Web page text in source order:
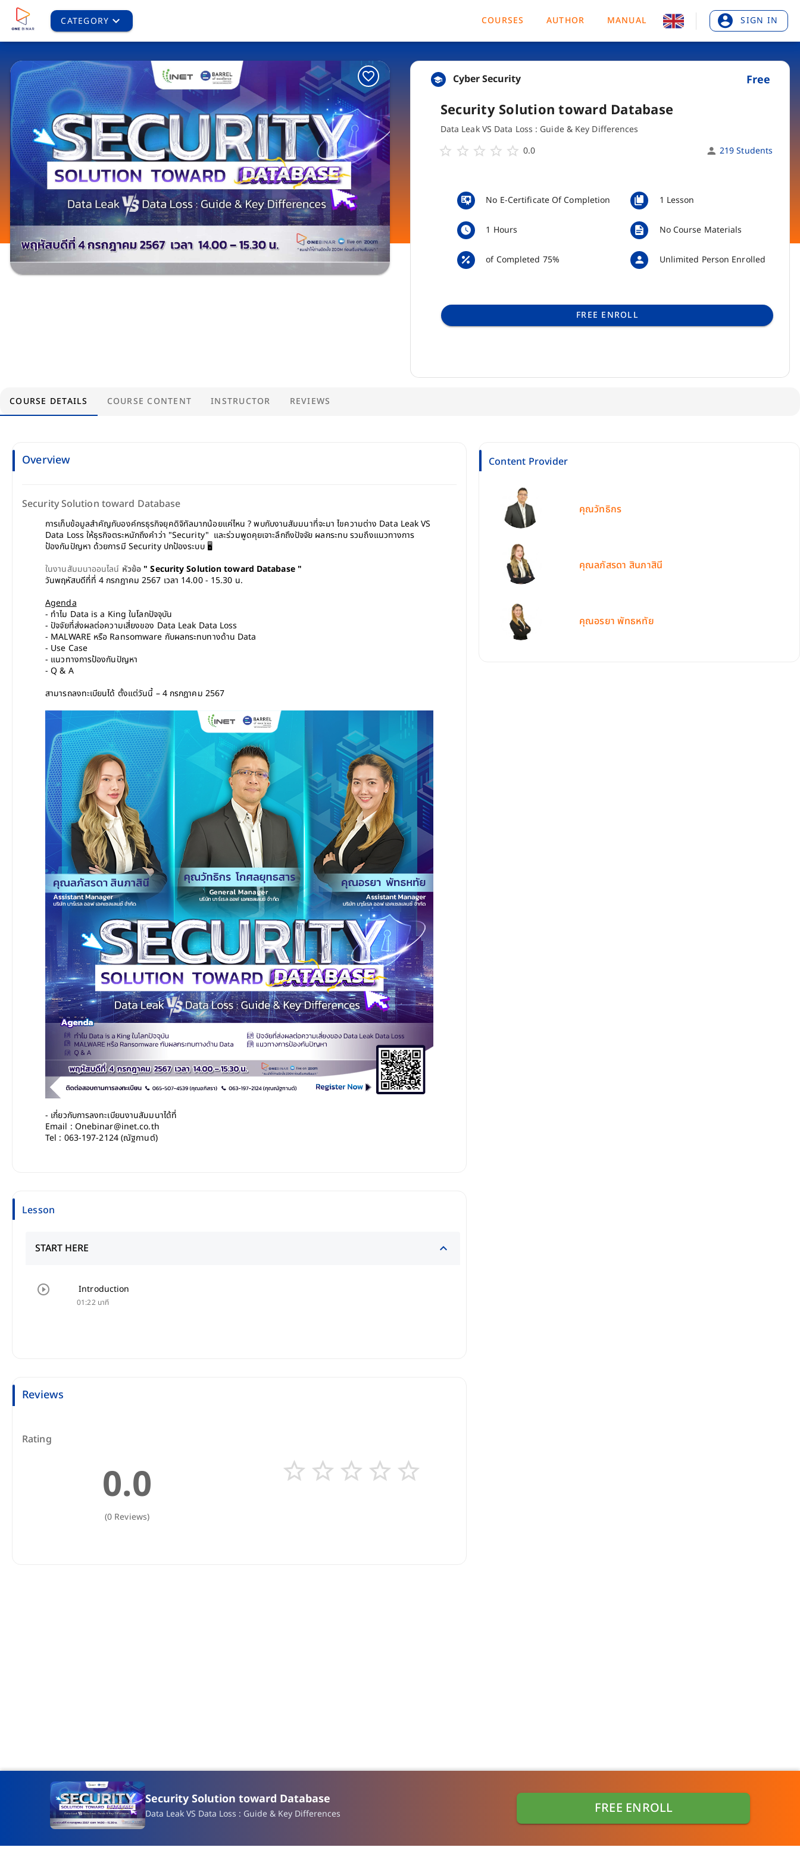
CATEGORY COURSES AUTHOR MANUAL SIGN IN
Cyber Security Free
Security Solution toward Database
Data Leak VS Data Loss : Guide & Key Differences
0.0
219 Students
No E-Certificate Of Completion
1 Hours
of Completed 75%
1 Lesson
No Course Materials
Unlimited Person Enrolled
FREE ENROLL
COURSE DETAILS COURSE CONTENT INSTRUCTOR REVIEWS
Overview
Security Solution toward Database
การเก็บข้อมูลสำคัญกับองค์กรธุรกิจยุคดิจิทัลมากน้อยแค่ไหน ? พบกับงานสัมมนาที่จะมา ไขความต่าง Data Leak VS
Data Loss ให้ธุรกิจตระหนักถึงคำว่า "Security"  และร่วมพูดคุยเจาะลึกถึงปัจจัย ผลกระทบ รวมถึงแนวทางการ
ป้องกันปัญหา ด้วยการมี Security ปกป้องระบบ 🖥️
ในงานสัมมนาออนไลน์ หัวข้อ " Security Solution toward Database "
วันพฤหัสบดีที่ที่ 4 กรกฎาคม 2567 เวลา 14.00 - 15.30 น.
Agenda
- ทำไม Data is a King ในโลกปัจจุบัน
- ปัจจัยที่ส่งผลต่อความเสี่ยงของ Data Leak Data Loss
- MALWARE หรือ Ransomware กับผลกระทบทางด้าน Data
- Use Case
- แนวทางการป้องกันปัญหา
- Q & A
สามารถลงทะเบียนได้ ตั้งแต่วันนี้ – 4 กรกฎาคม 2567
- เกี่ยวกับการลงทะเบียนงานสัมมนาได้ที่
Email : Onebinar@inet.co.th
Tel : 063-197-2124 (ณัฐกานต์)
Lesson
START HERE
Introduction
01:22 นาที
Reviews
Rating
0.0
(0 Reviews)
Content Provider
คุณวัทธิกร
คุณลภัสรดา สินภาสินี
คุณอรยา พัทธหทัย
Security Solution toward Database
Data Leak VS Data Loss : Guide & Key Differences FREE ENROLL
Address
1768 ถนนเพชรบุรี แขวงบางกะปิ เขตห้วยขวาง กรุงเทพมหานคร
Contact us